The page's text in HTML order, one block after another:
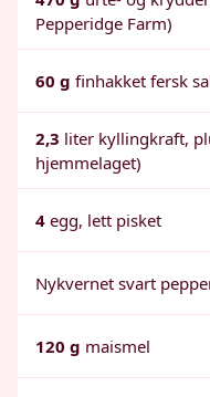
Pepperidge Farm)
60 g finhakket fersk
2,3 liter kyllingkraft,
hjemmelaget)
4 egg, lett pisket
Nykvernet svart
120 g maismel